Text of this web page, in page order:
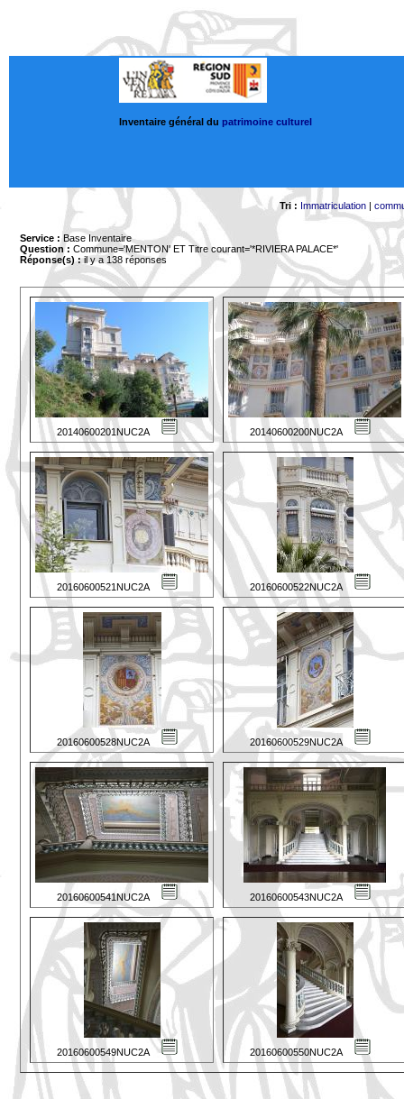
Inventaire général du patrimoine culturel
Tri : Immatriculation|
Service : Base Inventaire
Question : Commune='MENTON' ET Titre courant='*RIVIERA PALACE*'
Réponse(s) :il y a 138 réponses
20140600201NUC2A 20140600200NUC2A
20160600521NUC2A 20160600522NUC2A
20160600528NUC2A 20160600529NUC2A
20160600541NUC2A 20160600543NUC2A
20160600549NUC2A 20160600550NUC2A